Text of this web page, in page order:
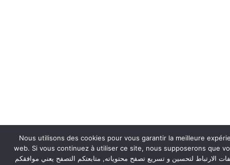
Nous utilisons des cookies pour vous garantir la meilleure
web. Si vous continuez à utiliser ce site, nous supposerons que
الارتباط لتحسين و تسريع تصفح محتوياته, متابعتكم التصفح يعني موافقكم